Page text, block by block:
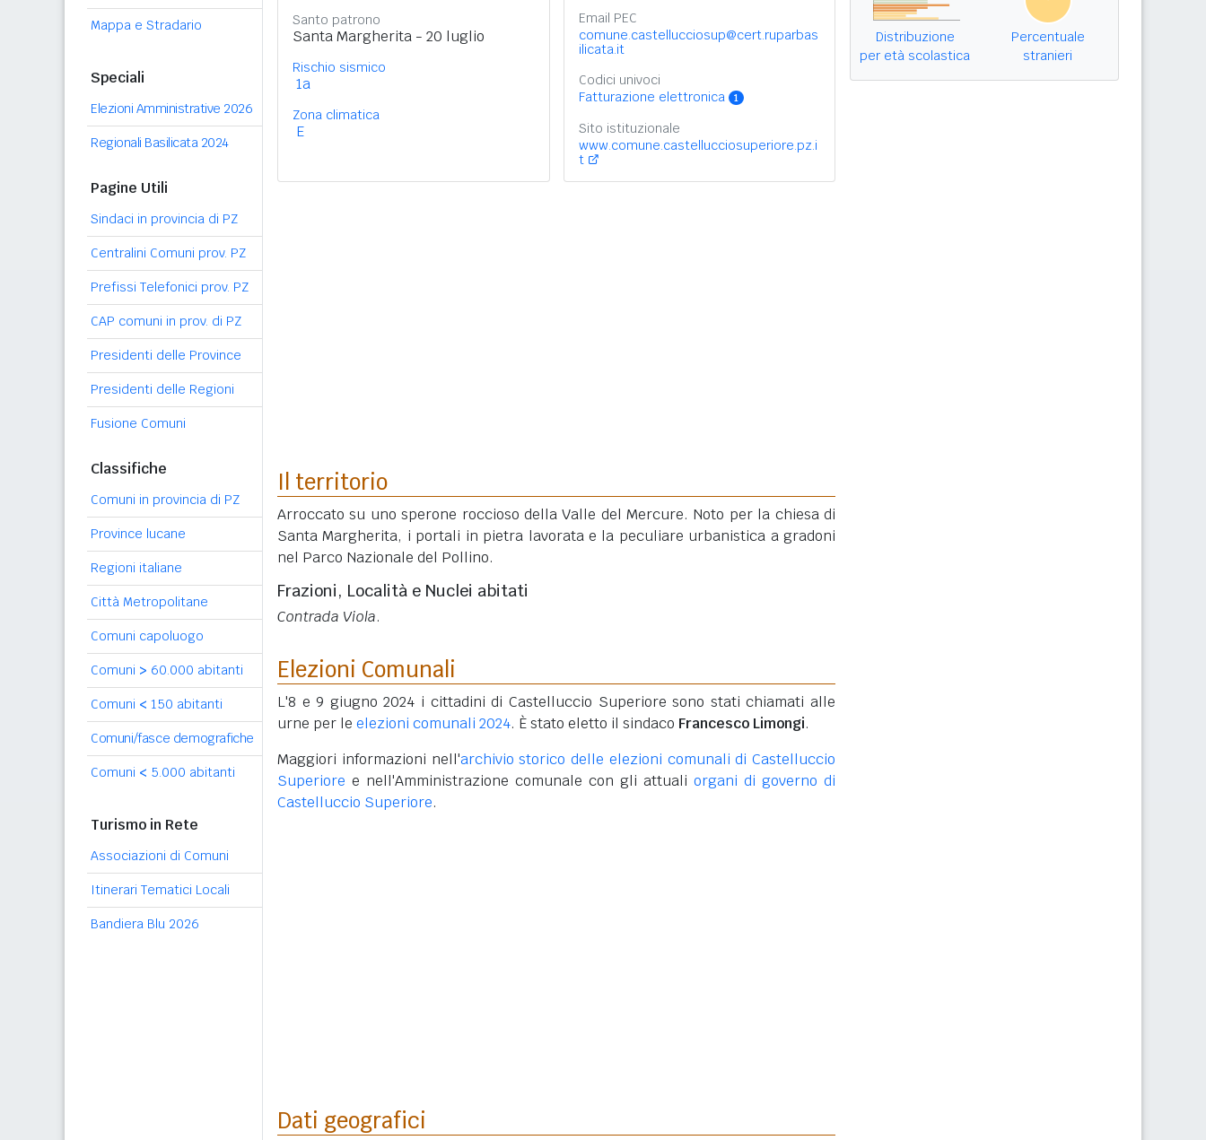
Mappa e Stradario
Speciali
Elezioni Amministrative 2026
Regionali Basilicata 2024
Pagine Utili
Sindaci in provincia di PZ
Centralini Comuni prov. PZ
Prefissi Telefonici prov. PZ
CAP comuni in prov. di PZ
Presidenti delle Province
Presidenti delle Regioni
Fusione Comuni
Classifiche
Comuni in provincia di PZ
Province lucane
Regioni italiane
Città Metropolitane
Comuni capoluogo
Comuni > 60.000 abitanti
Comuni < 150 abitanti
Comuni/fasce demografiche
Comuni < 5.000 abitanti
Turismo in Rete
Associazioni di Comuni
Itinerari Tematici Locali
Bandiera Blu 2026
Santo patrono
Santa Margherita - 20 luglio
Rischio sismico
1a
Zona climatica
E
Email PEC
comune.castellucciosup@cert.ruparbas
ilicata.it
Codici univoci
Fatturazione elettronica
1
Sito istituzionale
www.comune.castellucciosuperiore.pz.i
t
Il territorio
Arroccato su uno sperone roccioso della Valle del Mercure. Noto per la chiesa di
Santa Margherita, i portali in pietra lavorata e la peculiare urbanistica a gradoni
nel Parco Nazionale del Pollino.
Frazioni, Località e Nuclei abitati
Contrada Viola.
Elezioni Comunali
L'8 e 9 giugno 2024 i cittadini di Castelluccio Superiore sono stati chiamati alle
urne per le elezioni comunali 2024. È stato eletto il sindaco Francesco Limongi.
Maggiori informazioni nell'archivio storico delle elezioni comunali di Castelluccio
Superiore e nell'Amministrazione comunale con gli attuali organi di governo di
Castelluccio Superiore.
Dati geografici
Distribuzione
per età scolastica
Percentuale
stranieri